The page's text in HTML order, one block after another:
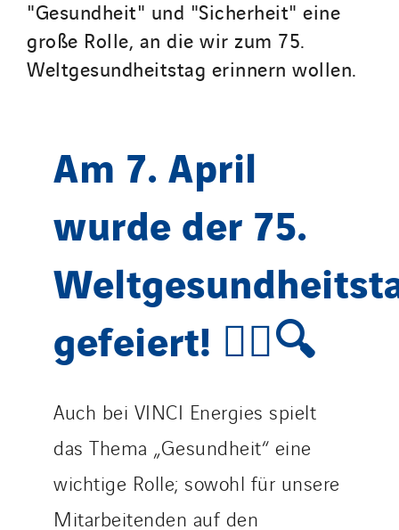
"Gesundheit" und "Sicherheit" eine
große Rolle, an die wir zum 75.
Weltgesundheitstag erinnern wollen.
Am 7. April
wurde der 75.
gefeiert! 👩‍⚕️🔍
Auch bei VINCI Energies spielt
das Thema „Gesundheit“ eine
wichtige Rolle; sowohl für unsere
Mitarbeitenden auf den
Process Energy
Provelec Sud
Qivy
Roiret Energies
Roiret Transport
Salendre Réseaux
Santerne Alsace
Santerne Angouleme
Santerne Champagne Ardenne
Santerne IDF
Santerne Tertiaire et Santé
Sarrasola
Schoro Electricité